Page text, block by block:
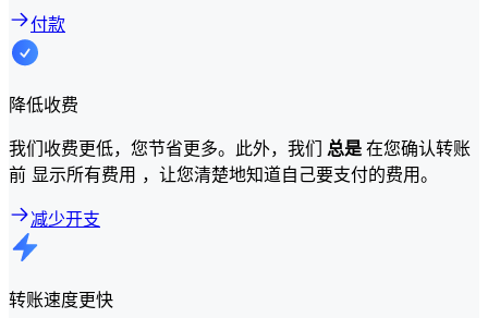
付款
降低收费
我们收费更低，您节省更多。此外，我们 总是在您确认转账
前 显示所有费用 ，让您清楚地知道自己要支付的费用。
减少开支
转账速度更快